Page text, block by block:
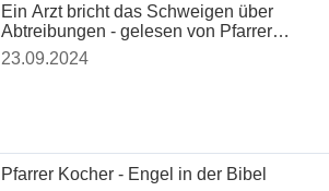
Ein Arzt bricht das Schweigen über
Abtreibungen - gelesen von Pfarrer
Kocher
23.09.2024
Pfarrer Kocher - Engel in der Bibel